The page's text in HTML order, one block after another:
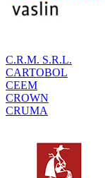
C.R.M. S.R.L.
CARTOBOL
CEEM
CROWN
CRUMA